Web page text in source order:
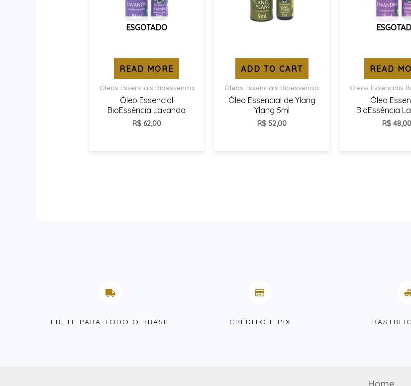
ESGOTADO
READ MORE
Óleos Essenciais Bioessência
Óleo Essencial
BioEssência Lavanda
R$62,00
ADD TO CART
Óleos Essenciais Bioessência
Óleo Essencial de Ylang
Ylang 5ml
R$52,00
READ
Óleos Essenciais
Óleo
BioEssência
R$ 48,00
FRETE PARA TODO O BRASIL CRÉDITO E PIX